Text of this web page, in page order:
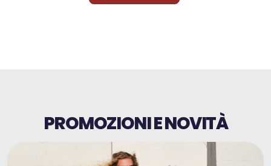
PROMOZIONI E NOVITÀ